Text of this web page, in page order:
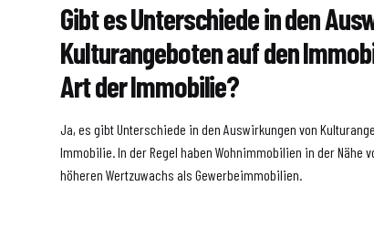
Gibt es Unterschiede in den
Kulturangeboten auf den
Art der Immobilie?
Ja, es gibt Unterschiede in den Auswirkungen von
Immobilie. In der Regel haben Wohnimmobilien in der Nähe
höheren Wertzuwachs als Gewerbeimmobilien.